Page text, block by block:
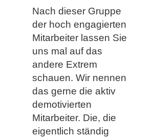
Nach dieser Gruppe
der hoch engagierten
Mitarbeiter lassen Sie
uns mal auf das
andere Extrem
schauen. Wir nennen
das gerne die aktiv
demotivierten
Mitarbeiter. Die, die
eigentlich ständig